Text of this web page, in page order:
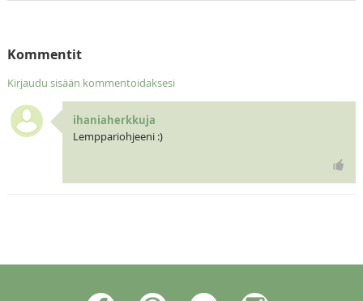
Kommentit
Kirjaudu sisään kommentoidaksesi
ihaniaherkkuja
Lemppariohjeeni :)